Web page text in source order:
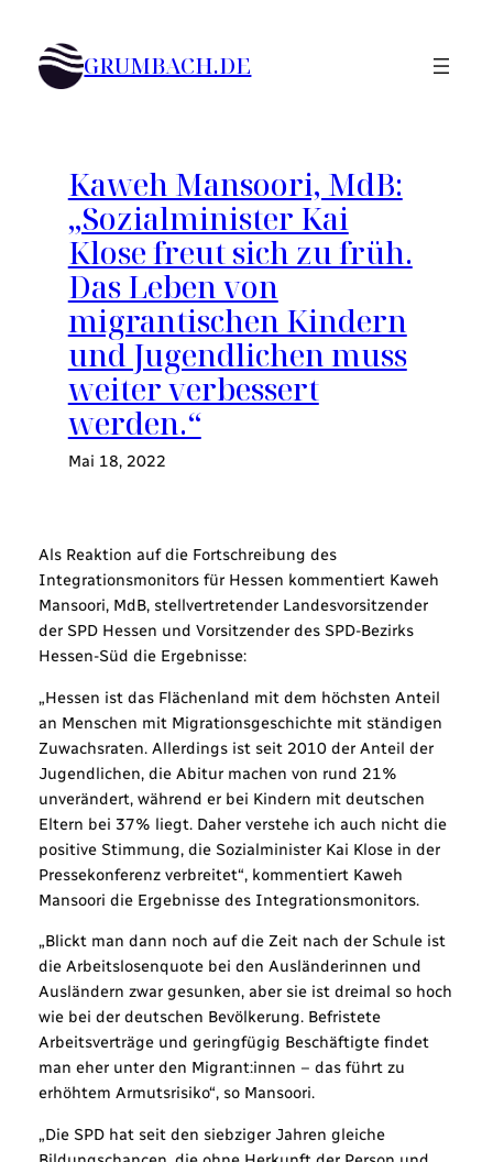
Inhalt
springen GRUMBACH.DE
Kaweh Mansoori, MdB:
„Sozialminister Kai
Klose freut sich zu früh.
Das Leben von
migrantischen Kindern
und Jugendlichen muss
weiter verbessert
werden.“
Mai 18, 2022
Als Reaktion auf die Fortschreibung des
Integrationsmonitors für Hessen kommentiert Kaweh
Mansoori, MdB, stellvertretender Landesvorsitzender
der SPD Hessen und Vorsitzender des SPD-Bezirks
Hessen-Süd die Ergebnisse:
„Hessen ist das Flächenland mit dem höchsten Anteil
an Menschen mit Migrationsgeschichte mit ständigen
Zuwachsraten. Allerdings ist seit 2010 der Anteil der
Jugendlichen, die Abitur machen von rund 21%
unverändert, während er bei Kindern mit deutschen
Eltern bei 37% liegt. Daher verstehe ich auch nicht die
positive Stimmung, die Sozialminister Kai Klose in der
Pressekonferenz verbreitet“, kommentiert Kaweh
Mansoori die Ergebnisse des Integrationsmonitors.
„Blickt man dann noch auf die Zeit nach der Schule ist
die Arbeitslosenquote bei den Ausländerinnen und
Ausländern zwar gesunken, aber sie ist dreimal so hoch
wie bei der deutschen Bevölkerung. Befristete
Arbeitsverträge und geringfügig Beschäftigte findet
man eher unter den Migrant:innen – das führt zu
erhöhtem Armutsrisiko“, so Mansoori.
„Die SPD hat seit den siebziger Jahren gleiche